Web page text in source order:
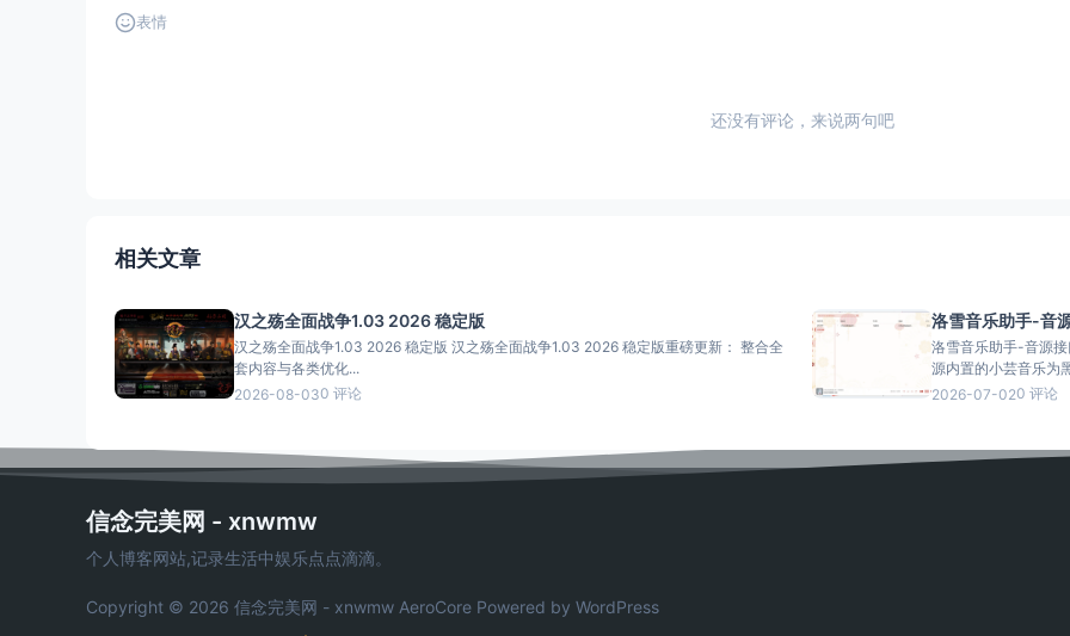
表情
还没有评论，来说两句吧
相关文章
汉之殇全面战争1.03 2026 稳定版
汉之殇全面战争1.03 2026 稳定版 汉之殇全面战争1.03 2026 稳定版重磅更新： 整合全
套内容与各类优化...
2026-08-030 评论
洛雪音乐助手-音
洛雪音乐助手-音源接口 介绍： 这里提供洛雪音乐公众号独家音源和其它音
源内置的小芸音乐为
2026-07-020 评论
信念完美网 - xnwmw
个人博客网站,记录生活中娱乐点点滴滴。
Copyright © 2026 信念完美网 - xnwmw AeroCore Powered by WordPress